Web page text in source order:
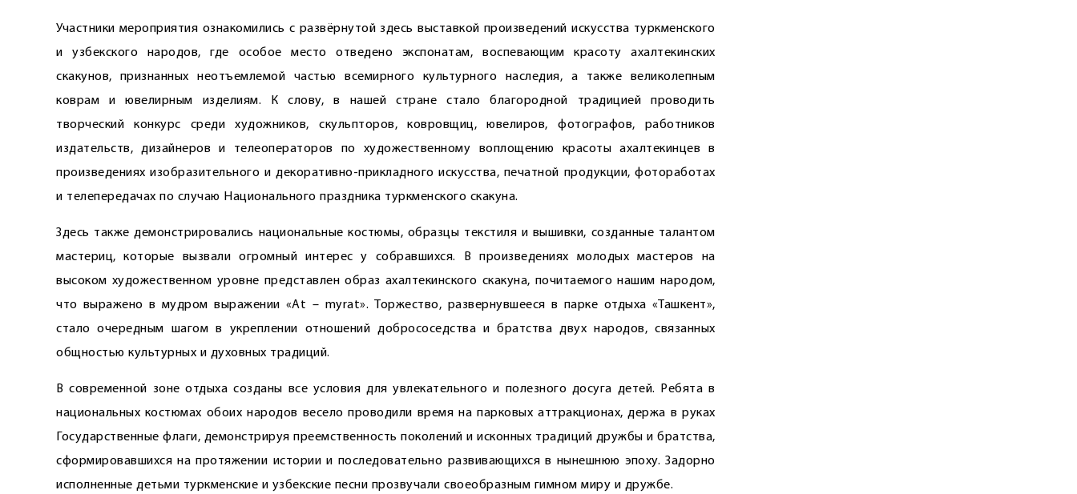
Участники мероприятия ознакомились с развёрнутой здесь выставкой произведений искусства туркменского
и узбекского народов, где особое место отведено экспонатам, воспевающим красоту ахалтекинских
скакунов, признанных неотъемлемой частью всемирного культурного наследия, а также великолепным
коврам и ювелирным изделиям. К слову, в нашей стране стало благородной традицией проводить
творческий конкурс среди художников, скульпторов, ковровщиц, ювелиров, фотографов, работников
издательств, дизайнеров и телеоператоров по художественному воплощению красоты ахалтекинцев в
произведениях изобразительного и декоративно-прикладного искусства, печатной продукции, фотоработах
и телепередачах по случаю Национального праздника туркменского скакуна.
Здесь также демонстрировались национальные костюмы, образцы текстиля и вышивки, созданные талантом
мастериц, которые вызвали огромный интерес у собравшихся. В произведениях молодых мастеров на
высоком художественном уровне представлен образ ахалтекинского скакуна, почитаемого нашим народом,
что выражено в мудром выражении «At – myrat». Торжество, развернувшееся в парке отдыха «Ташкент»,
стало очередным шагом в укреплении отношений добрососедства и братства двух народов, связанных
общностью культурных и духовных традиций.
В современной зоне отдыха созданы все условия для увлекательного и полезного досуга детей. Ребята в
национальных костюмах обоих народов весело проводили время на парковых аттракционах, держа в руках
Государственные флаги, демонстрируя преемственность поколений и исконных традиций дружбы и братства,
сформировавшихся на протяжении истории и последовательно развивающихся в нынешнюю эпоху. Задорно
исполненные детьми туркменские и узбекские песни прозвучали своеобразным гимном миру и дружбе.